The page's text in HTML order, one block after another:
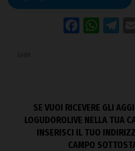
Facebook
Lodè
SE VUOI RICEVERE GLI
LOGUDOROLIVE NELLA TUA
INSERISCI IL TUO
CAMPO